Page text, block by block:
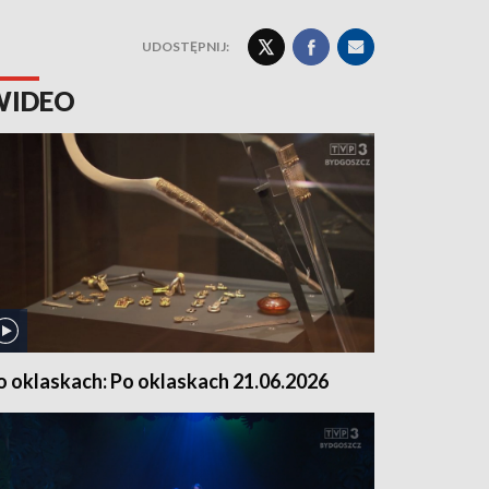
UDOSTĘPNIJ:
oklaskach: Po oklaskach 21.06.2026